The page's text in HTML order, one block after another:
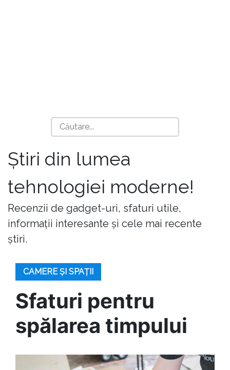
Știri din lumea
tehnologiei moderne!
Recenzii de gadget-uri, sfaturi utile,
informații interesante și cele mai recente
știri.
CAMERE ȘI SPAȚII
Sfaturi pentru
spălarea timpului